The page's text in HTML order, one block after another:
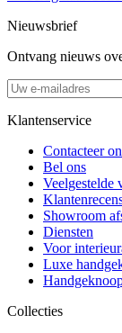
Nieuwsbrief
Ontvang nieuws
Klantenservice
Contacteer
Bel ons
Veelgestelde
Showroom
Diensten
Voor
Luxe
Collecties